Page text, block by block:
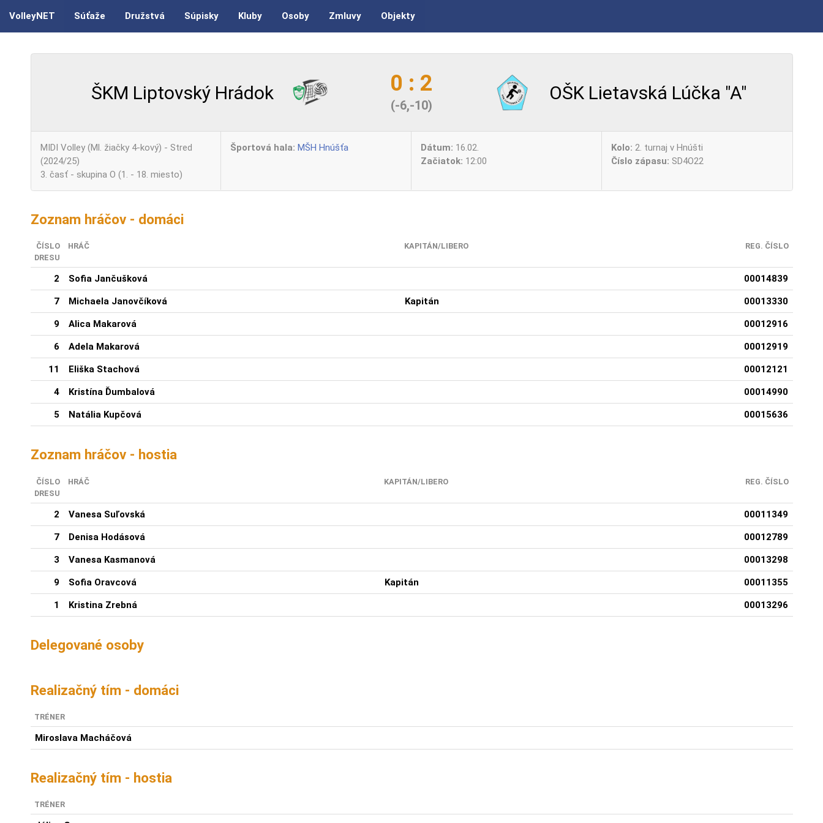
VolleyNET Súťaže Družstvá Súpisky Kluby Osoby Zmluvy Objekty
ŠKM Liptovský Hrádok 0 : 2
(-6,-10)
OŠK Lietavská Lúčka "A"
MIDI Volley (Ml. žiačky 4-kový) - Stred
(2024/25)
3. časť - skupina O (1. - 18. miesto)
Športová hala: MŠH Hnúšťa Dátum: 16.02.
Začiatok: 12:00
Kolo: 2. turnaj v Hnúšti
Číslo zápasu: SD4O22
Zoznam hráčov - domáci
ČÍSLO
DRESU
HRÁČ KAPITÁN/LIBERO REG. ČÍSLO
2 Sofia Jančušková 00014839
7 Michaela Janovčíková Kapitán 00013330
9 Alica Makarová 00012916
6 Adela Makarová 00012919
11 Eliška Stachová 00012121
4 Kristína Ďumbalová 00014990
5 Natália Kupčová 00015636
Zoznam hráčov - hostia
ČÍSLO
DRESU
HRÁČ KAPITÁN/LIBERO REG. ČÍSLO
2 Vanesa Suľovská 00011349
7 Denisa Hodásová 00012789
3 Vanesa Kasmanová 00013298
9 Sofia Oravcová Kapitán 00011355
1 Kristina Zrebná 00013296
Delegované osoby
Realizačný tím - domáci
TRÉNER
Miroslava Macháčová
Realizačný tím - hostia
TRÉNER